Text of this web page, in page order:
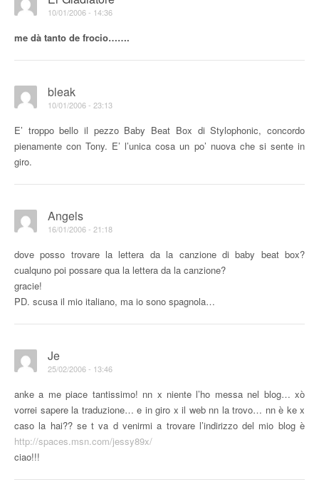
10/01/2006 - 14:36
me dà tanto de frocio…….
bleak
10/01/2006 - 23:13
E’ troppo bello il pezzo Baby Beat Box di Stylophonic, concordo
pienamente con Tony. E’ l’unica cosa un po’ nuova che si sente in
giro.
Angels
16/01/2006 - 21:18
dove posso trovare la lettera da la canzione di baby beat box?
cualquno poi possare qua la lettera da la canzione?
gracie!
PD. scusa il mio italiano, ma io sono spagnola…
Je
25/02/2006 - 13:46
anke a me piace tantissimo! nn x niente l’ho messa nel blog… xò
vorrei sapere la traduzione… e in giro x il web nn la trovo… nn è ke x
caso la hai?? se t va d venirmi a trovare l’indirizzo del mio blog è
http://spaces.msn.com/jessy89x/
ciao!!!